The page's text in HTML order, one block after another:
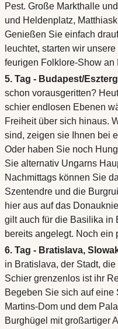
Pest. Große Markthalle
und Heldenplatz,
Genießen Sie einfach
leuchtet, starten wir
feurigen Folklore-Show an
5. Tag - Budapest/
schon vorausgeritten?
schier endlosen Ebenen
Freiheit über sich hinaus.
sind, zeigen sie Ihnen bei
Oder haben Sie noch
Sie alternativ Ungarns
Nachmittags können Sie
Szentendre und die
hier aus auf das
gilt auch für die Basilika in
bereits angelegt. Noch ein
6. Tag - Bratislava,
in Bratislava, der Stadt,
Schier grenzenlos ist ihr
Begeben Sie sich auf eine
Martins-Dom und dem
Burghügel mit großartiger